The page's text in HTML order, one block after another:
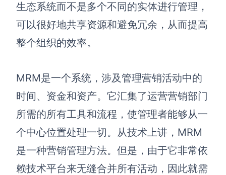
博思AIPPT
AI生成PPT，支持在线编辑
向团队介绍
博思白板boardmix
下载
生态系统而不是多个不同的实体进行管理，
可以很好地共享资源和避免冗余，从而提高
整个组织的效率。
MRM是一个系统， 涉及管理营销活动中的
时间、资金和资产。它汇集了运营营销部门
所需的所有工具和流程，使管理者能够从一
个中心位置处理一切。从技术上讲，MRM
是一种营销管理方法。但是， 由于它非常依
赖技术平台来无缝合并所有活动， 因此就需